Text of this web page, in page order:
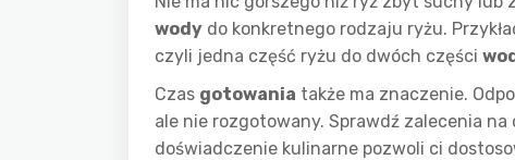
wody do konkretnego rodzaju ryżu.
czyli jedna część ryżu do dwóch części
Czas gotowania także ma znaczenie.
ale nie rozgotowany. Sprawdź zalecenia
doświadczenie kulinarne pozwoli ci